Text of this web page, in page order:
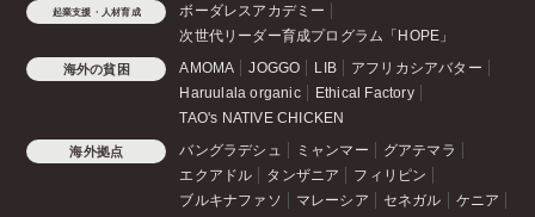
起業支援・人材育成
ボーダレスアカデミー
次世代リーダー育成プログラム「HOPE」
海外の貧困 AMOMA JOGGO LIB
アフリカシアバター
Haruulala organic
Ethical Factory
TAO's NATIVE CHICKEN
海外拠点 バングラデシュ ミャンマー
グアテマラ
エクアドル
タンザニア
フィリピン
ブルキナファソ
マレーシア セネガル ケニア